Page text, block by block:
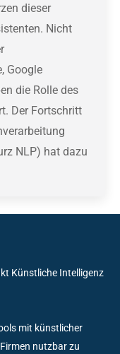
dieser
Nicht
Google
die Rolle des
Der Fortschritt
NLP) hat dazu
Künstliche Intelligenz
mit künstlicher
nutzbar zu